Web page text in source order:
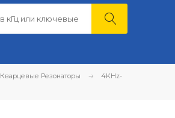
Кварцевые Резонаторы
4KHz-